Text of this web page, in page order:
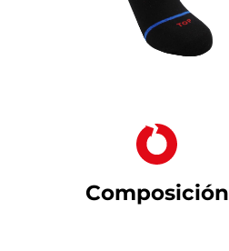
Composición